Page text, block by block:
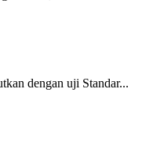
dengan uji Standar...